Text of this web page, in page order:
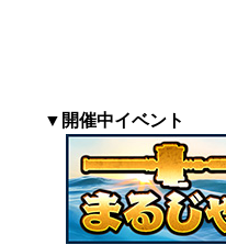
▼開催中イベント